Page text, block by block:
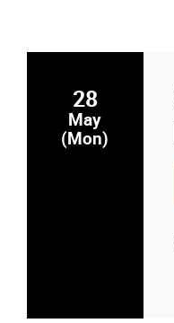
28
May
(Mon)